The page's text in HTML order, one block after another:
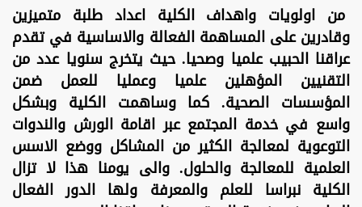
من اولويات واهداف الكلية اعداد طلبة متميزين
وقادرين على المساهمة الفعالة والاساسية في تقدم
عراقنا الحبيب علميا وصحيا. حيث يتخرج سنويا عدد من
التقنيين المؤهلين علميا وعمليا للعمل ضمن
المؤسسات الصحية. كما وساهمت الكلية وبشكل
واسع في خدمة المجتمع عبر اقامة الورش والندوات
التوعوية لمعالجة الكثير من المشاكل ووضع الاسس
العلمية للمعالجة والحلول. والى يومنا هذا لا تزال
الكلية نبراسا للعلم والمعرفة ولها الدور الفعال